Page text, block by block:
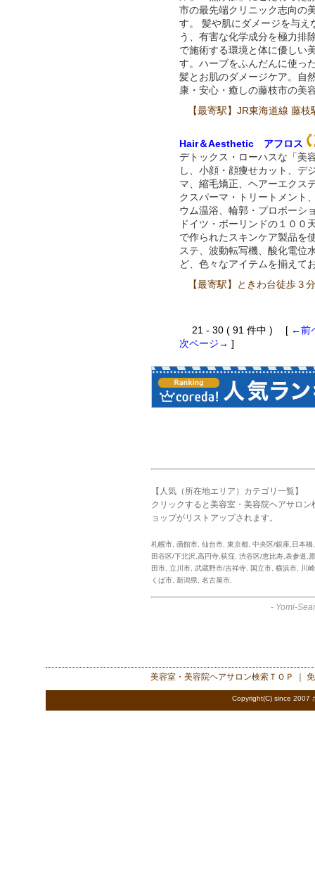
市の最先端クリニック志向の
す。 髪や肌にダメージを与え
う、有害な化学成分を極力排
で施術する環境と体に優しい
す。ハーブをふんだんに使っ
髪とお肌のダメージケア。自
康・安心・癒しの藤枝市の美
【最寄駅】JR東海道線 藤枝
Hair＆Aesthetic アフロス
デトックス・ローハスな「美
し、小顔・顔痩せカット、デ
マ、縮毛矯正、ヘアーエクス
クスパーマ・トリートメント
ウム温浴、輪郭・プロポーシ
ドイツ・ボーリンドの１００
で作られたスキンケア製品を
ステ、波動転写機、酸化電位
ど、色々なアイテムを揃えて
【最寄駅】ときわ台徒歩
21 - 30 ( 91 件中 ) [ ←前
次ページ→ ]
【人気（所在地エリア）カテゴリ一覧】
クリックすると美容室・美容院ヘアサロ
ョップがリストアップされます。
札幌市 函館市 仙台市 東京都 中央区/銀座,日本橋
田谷区/下北沢,高円寺,荻窪 渋谷区/恵比寿,表参道,
田市
立川市 武蔵野市/吉祥寺 国立市 横浜市
川
くば市 新潟県 名古屋市
- Yomi-
美容室・美容院ヘアサロン検索 ＴＯＰ ｜
Copyright(C) since 2007